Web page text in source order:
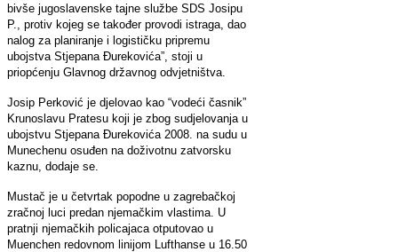
bivše jugoslavenske tajne službe SDS Josipu
P., protiv kojeg se također provodi istraga, dao
nalog za planiranje i logističku pripremu
ubojstva Stjepana Đurekovića”, stoji u
priopćenju Glavnog državnog odvjetništva.
Josip Perković je djelovao kao “vodeći časnik”
Krunoslavu Pratesu koji je zbog sudjelovanja u
ubojstvu Stjepana Đurekovića 2008. na sudu u
Munechenu osuđen na doživotnu zatvorsku
kaznu, dodaje se.
Mustač je u četvrtak popodne u zagrebačkoj
zračnoj luci predan njemačkim vlastima. U
pratnji njemačkih policajaca otputovao u
Muenchen redovnom linijom Lufthanse u 16.50